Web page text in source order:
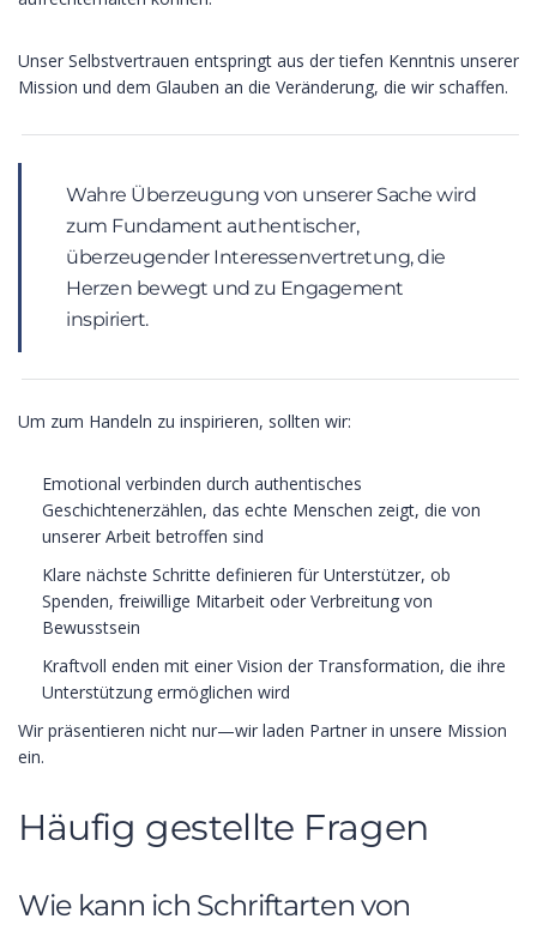
Unser Selbstvertrauen entspringt aus der tiefen Kenntnis unserer
Mission und dem Glauben an die Veränderung, die wir schaffen.
Wahre Überzeugung von unserer Sache wird
zum Fundament authentischer,
überzeugender Interessenvertretung, die
Herzen bewegt und zu Engagement
inspiriert.
Um zum Handeln zu inspirieren, sollten wir:
Emotional verbinden durch authentisches
Geschichtenerzählen, das echte Menschen zeigt, die von
unserer Arbeit betroffen sind
Klare nächste Schritte definieren für Unterstützer, ob
Spenden, freiwillige Mitarbeit oder Verbreitung von
Bewusstsein
Kraftvoll enden mit einer Vision der Transformation, die ihre
Unterstützung ermöglichen wird
Wir präsentieren nicht nur—wir laden Partner in unsere Mission
ein.
Häufig gestellte Fragen
Wie kann ich Schriftarten von